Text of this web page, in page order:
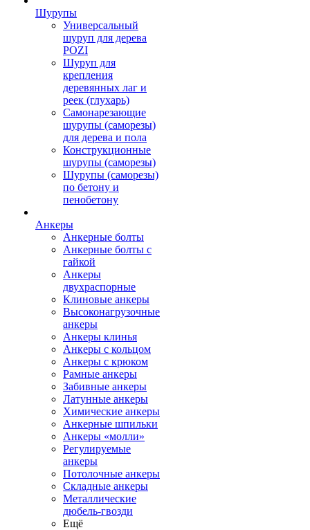
Шурупы
Универсальный
шуруп для дерева
POZI
Шуруп для
крепления
деревянных лаг и
реек (глухарь)
Самонарезающие
шурупы (саморезы)
для дерева и пола
Конструкционные
шурупы (саморезы)
Шурупы (саморезы)
по бетону и
пенобетону
Анкеры
Анкерные болты
Анкерные болты с
гайкой
Анкеры
двухраспорные
Клиновые анкеры
Высоконагрузочные
анкеры
Анкеры клинья
Анкеры с кольцом
Анкеры с крюком
Рамные анкеры
Забивные анкеры
Латунные анкеры
Химические анкеры
Анкерные шпильки
Анкеры «молли»
Регулируемые
анкеры
Потолочные анкеры
Складные анкеры
Металлические
дюбель-гвозди
Ещё